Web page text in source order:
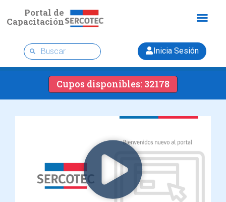
Portal de
Capacitación
Inicia Sesión
Cupos disponibles: 32178